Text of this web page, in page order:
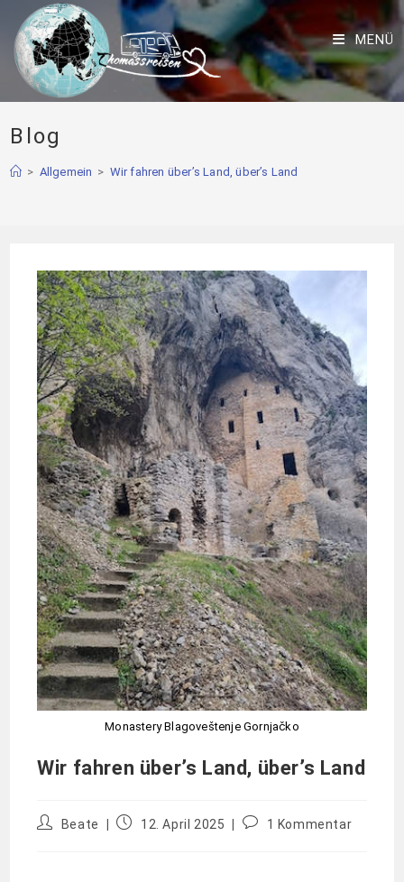
MENÜ
Blog
> Allgemein > Wir fahren über’s Land, über’s Land
Monastery Blagoveštenje Gornjačko
Wir fahren über’s Land, über’s Land
Beate 12. April 2025 1 Kommentar